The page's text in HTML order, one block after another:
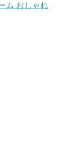
ム おしゃれ